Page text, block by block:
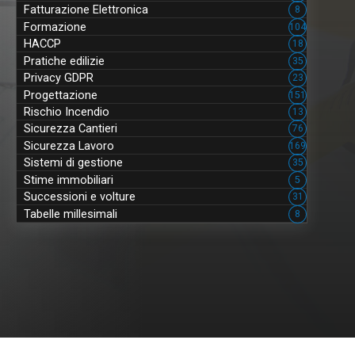
Fatturazione Elettronica 8
Formazione 104
HACCP 18
Pratiche edilizie 35
Privacy GDPR 23
Progettazione 151
Rischio Incendio 13
Sicurezza Cantieri 76
Sicurezza Lavoro 169
Sistemi di gestione 35
Stime immobiliari 5
Successioni e volture 31
Tabelle millesimali 8